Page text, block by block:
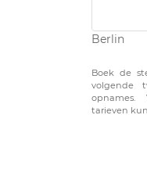
Berlin
Boek de
volgende
tarieven